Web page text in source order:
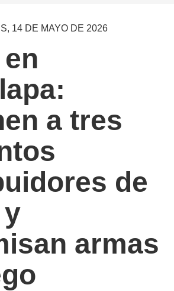
14 DE MAYO DE 2026
a tres
de
armas